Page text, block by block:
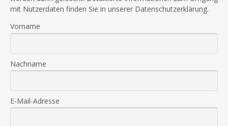
mit Nutzerdaten finden Sie in unserer Datenschutzerklärung.
Vorname
Nachname
E-Mail-Adresse